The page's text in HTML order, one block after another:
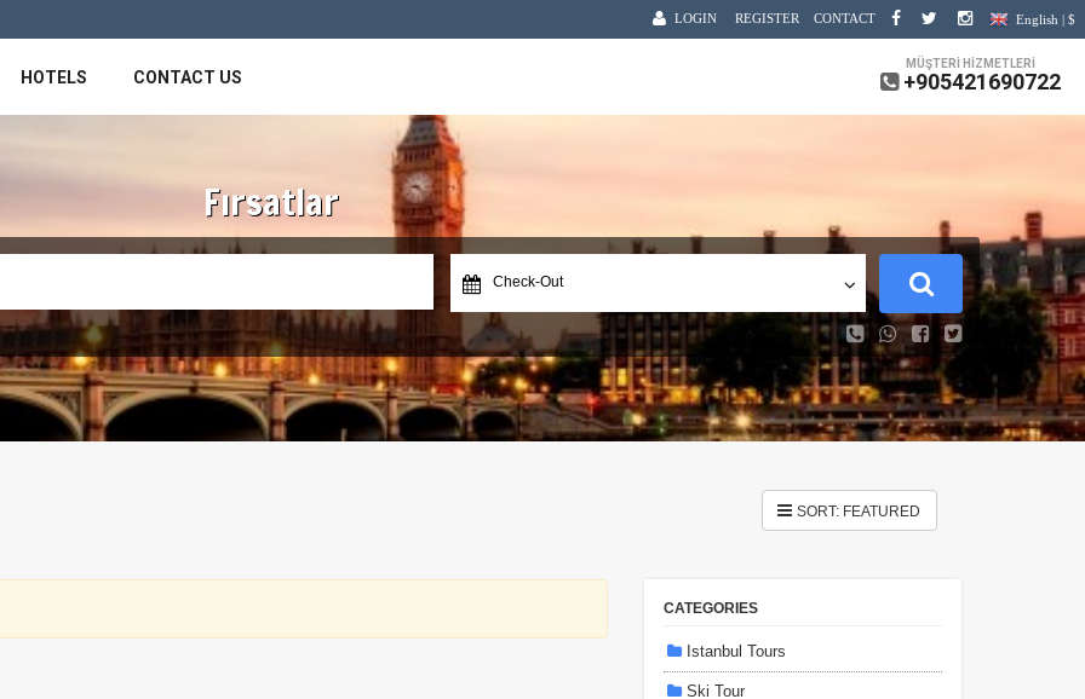
LOGIN REGISTER CONTACT English | $
HOTELS CONTACT US
MÜŞTERİ HİZMETLERİ
+905421690722
Fırsatlar
Check-Out
CATEGORIES
Istanbul Tours
Ski Tour